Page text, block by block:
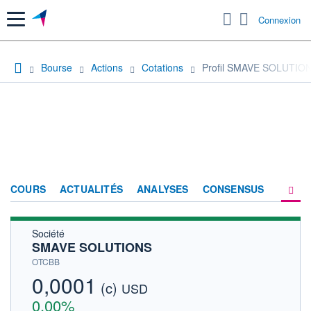
Menu Connexion
Bourse Actions Cotations Profil SMAVE
COURS ACTUALITÉS ANALYSES CONSENSUS
Société
SMAVE SOLUTIONS
OTCBB
0,0001 (c) USD
0,00%